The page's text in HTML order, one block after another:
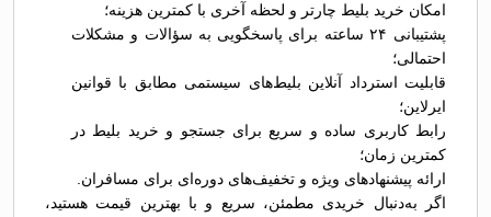
امکان خرید بلیط چارتر و لحظه آخری با کمترین هزینه؛
پشتیبانی ۲۴ ساعته برای پاسخگویی به سؤالات و مشکلات
احتمالی؛
قابلیت استرداد آنلاین بلیط‌های سیستمی مطابق با قوانین
ایرلاین؛
رابط کاربری ساده و سریع برای جستجو و خرید بلیط در
کمترین زمان؛
ارائه پیشنهادهای ویژه و تخفیف‌های دوره‌ای برای مسافران.
اگر به‌دنبال خریدی مطمئن، سریع و با بهترین قیمت هستید،